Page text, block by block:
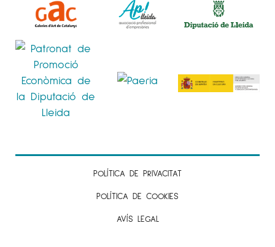
POLÍTICA DE PRIVACITAT
POLÍTICA DE COOKIES
AVÍS LEGAL